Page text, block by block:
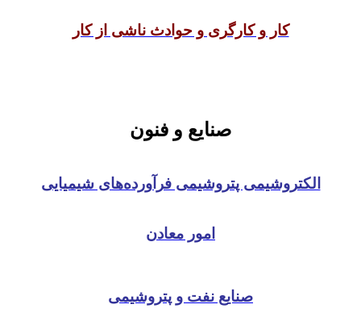
کار و کارگری و حوادث ناشی از کار
صنایع و فنون
الکتروشیمی پتروشیمی فرآورده‌های شیمیایی
امور معادن
صنایع نفت و پتروشیمی